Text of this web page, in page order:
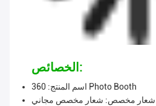
الخصائص:
اسم المنتج: 360 Photo Booth
شعار مخصص: شعار مخصص مجاني